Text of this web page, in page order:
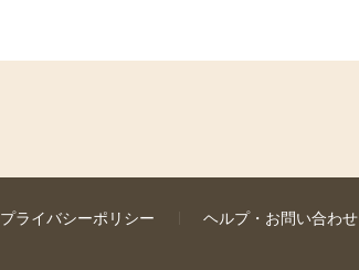
プライバシーポリシー ヘルプ・お問い合わせ